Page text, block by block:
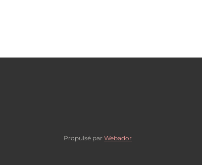
Propulsé par Webador